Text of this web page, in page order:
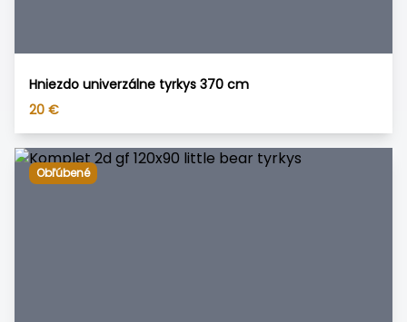
Hniezdo univerzálne tyrkys 370 cm
20 €
Obľúbené